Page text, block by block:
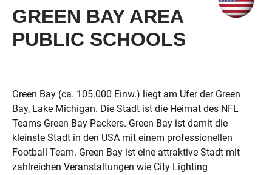
GREEN BAY AREA
PUBLIC SCHOOLS
Green Bay (ca. 105.000 Einw.) liegt am Ufer der Green
Bay, Lake Michigan. Die Stadt ist die Heimat des NFL
Teams Green Bay Packers. Green Bay ist damit die
kleinste Stadt in den USA mit einem professionellen
Football Team. Green Bay ist eine attraktive Stadt mit
zahlreichen Veranstaltungen wie City Lighting